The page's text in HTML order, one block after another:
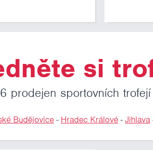
si
prodejen sportovních trofejí
Budějovice- Hradec Králové-Jihlava